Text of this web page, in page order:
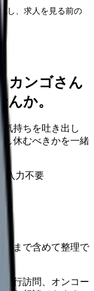
認し、求人を見る前の
カンゴさん
か。
持ちを吐き出し
し休むべきかを一緒
入力不要
制まで含めて整理で
行訪問、オンコー